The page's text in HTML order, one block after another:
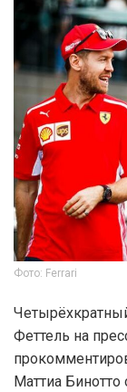
Фото: Ferrari
Феттель на
Маттиа Бинотто